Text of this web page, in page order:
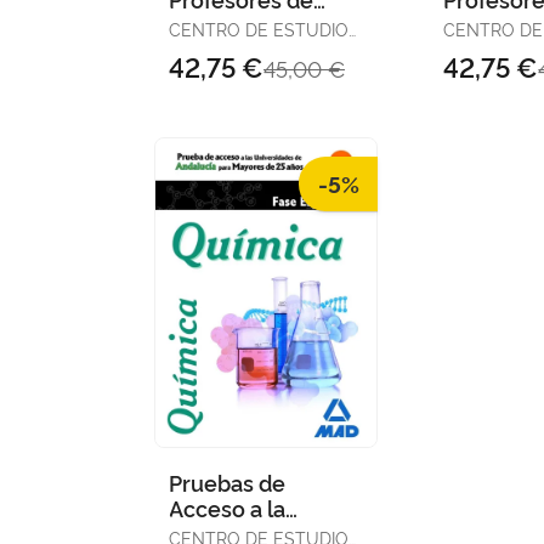
Enseñanza
Orientación
CENTRO DE ESTUDIOS
45,00 €
42,75 €
CENTRO DE
42,75 €
-5%
Pruebas de
Acceso a la
Universidad para
CENTRO DE ESTUDIOS